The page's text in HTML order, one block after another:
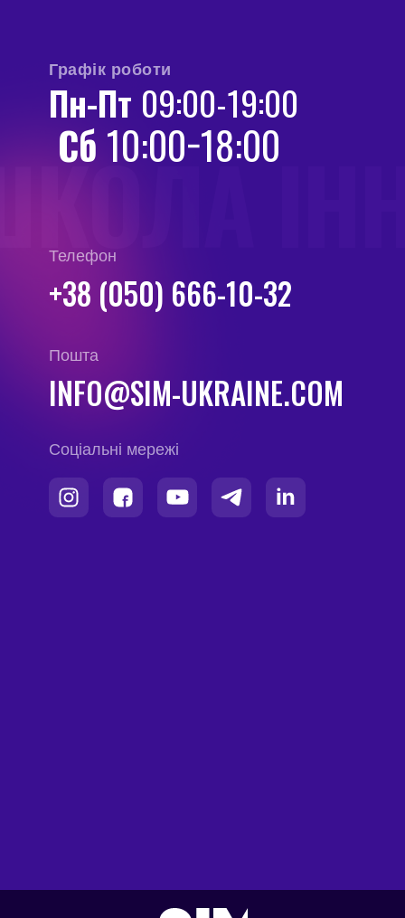
Телефон
+38 (050) 666-10-32
Пошта
INFO@SIM-UKRAINE.COM
Соціальні мережі
Пн-Пт 09:00-19:00
Сб 10:00−18:00
Графік роботи